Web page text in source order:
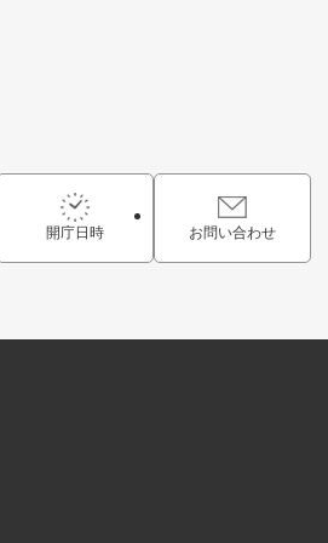
開庁日時 お問い合わせ